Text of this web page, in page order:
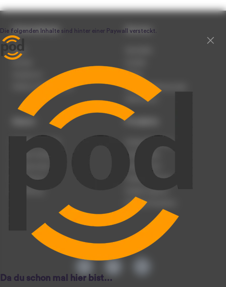
Unternehmen
Team
Werben auf podcast.de
Service
Presse
Nutzungsbedingungen
Datenschutz
Podcast anmelden
Podcast hochladen
Podcast-Events
Registrierung
Anmeldung
Produkte
Podcast-Beratung
Podcast-Jobs
Podcast-Push
Podcast-Werbung
Podcast-Agentur
Podcast-Produktion